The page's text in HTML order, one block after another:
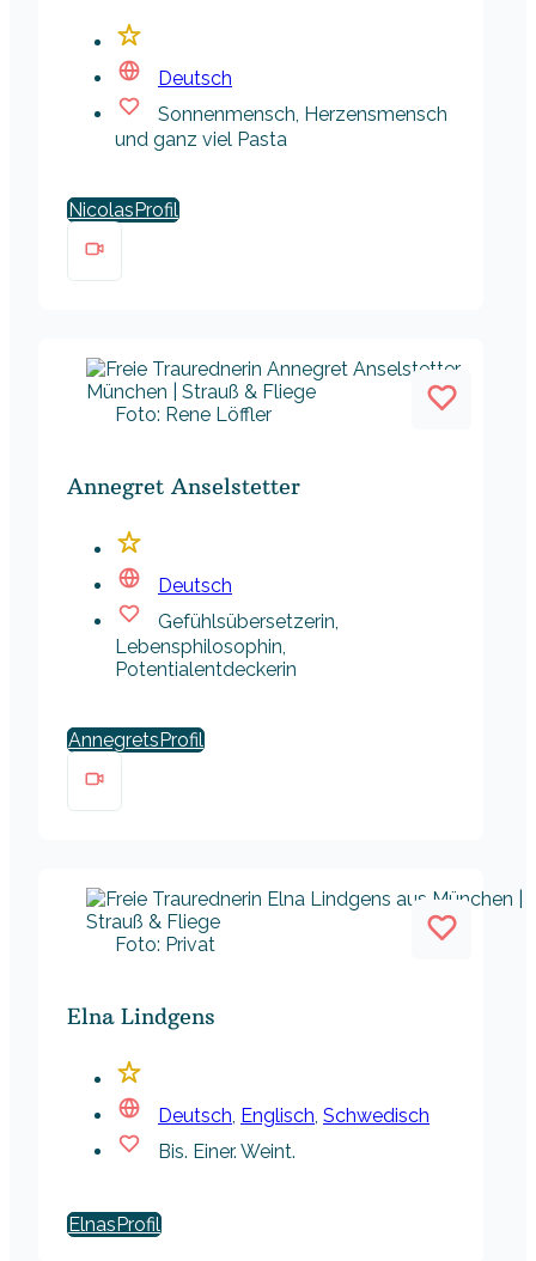
Deutsch
Sonnenmensch, Herzensmensch
und ganz viel Pasta
Nicolas
Foto: Rene Löffler
Annegret Anselstetter
Deutsch
Gefühlsübersetzerin,
Lebensphilosophin,
Potentialentdeckerin
Annegrets
Foto: Privat
Elna Lindgens
Deutsch, Englisch, Schwedisch
Bis. Einer. Weint.
Elnas